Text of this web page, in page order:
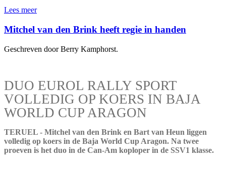
Lees meer
Mitchel van den Brink heeft regie in handen
Geschreven door Berry Kamphorst.
DUO EUROL RALLY SPORT
VOLLEDIG OP KOERS IN BAJA
WORLD CUP ARAGON
TERUEL - Mitchel van den Brink en Bart van Heun liggen
volledig op koers in de Baja World Cup Aragon. Na twee
proeven is het duo in de Can-Am koploper in de SSV1 klasse.